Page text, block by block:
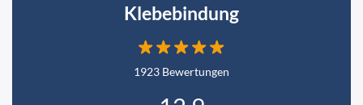
Klebebindung
1923 Bewertungen